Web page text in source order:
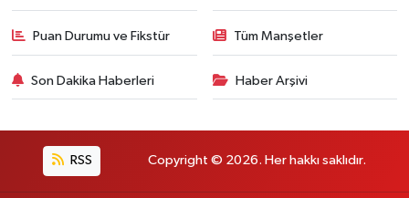
Puan Durumu ve Fikstür Tüm Manşetler
Son Dakika Haberleri Haber Arşivi
RSS Copyright © 2026. Her hakkı saklıdır.